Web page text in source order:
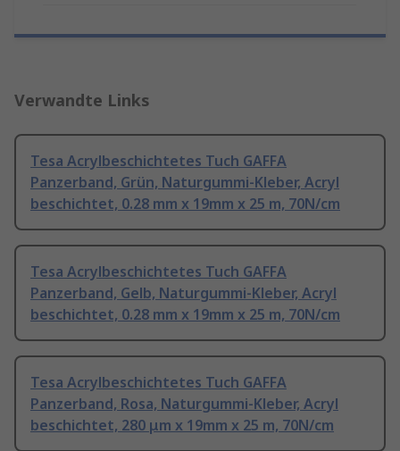
Verwandte Links
Tesa Acrylbeschichtetes Tuch GAFFA
Panzerband, Grün, Naturgummi-Kleber, Acryl
beschichtet, 0.28 mm x 19mm x 25 m, 70N/cm
Tesa Acrylbeschichtetes Tuch GAFFA
Panzerband, Gelb, Naturgummi-Kleber, Acryl
beschichtet, 0.28 mm x 19mm x 25 m, 70N/cm
Tesa Acrylbeschichtetes Tuch GAFFA
Panzerband, Rosa, Naturgummi-Kleber, Acryl
beschichtet, 280 μm x 19mm x 25 m, 70N/cm